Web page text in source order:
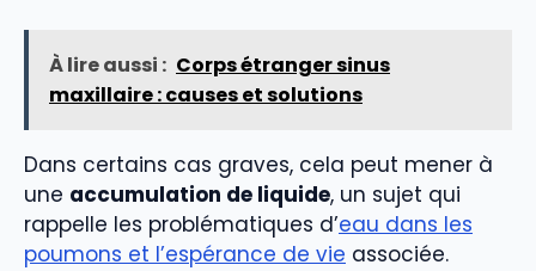
À lire aussi : Corps étranger sinus
maxillaire : causes et solutions
Dans certains cas graves, cela peut mener à
une accumulation de liquide, un sujet qui
rappelle les problématiques d’eau dans les
poumons et l’espérance de vie associée.